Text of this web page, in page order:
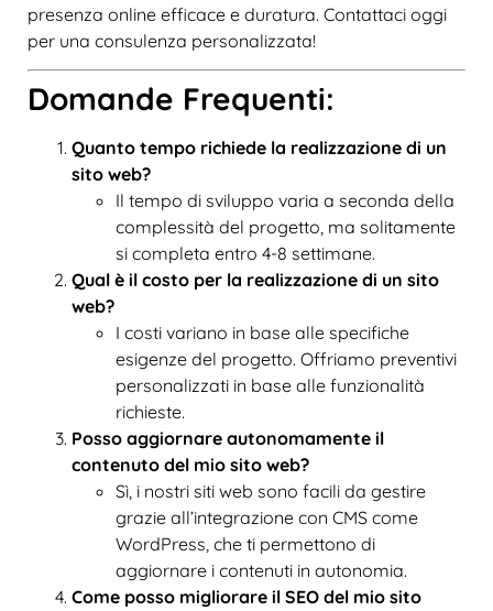
presenza online efficace e duratura. Contattaci oggi
per una consulenza personalizzata!
Domande Frequenti:
Quanto tempo richiede la realizzazione di un
sito web?
Il tempo di sviluppo varia a seconda della
complessità del progetto, ma solitamente
si completa entro 4-8 settimane.
Qual è il costo per la realizzazione di un sito
web?
I costi variano in base alle specifiche
esigenze del progetto. Offriamo preventivi
personalizzati in base alle funzionalità
richieste.
Posso aggiornare autonomamente il
contenuto del mio sito web?
Sì, i nostri siti web sono facili da gestire
grazie all’integrazione con CMS come
WordPress, che ti permettono di
aggiornare i contenuti in autonomia.
Come posso migliorare il SEO del mio sito